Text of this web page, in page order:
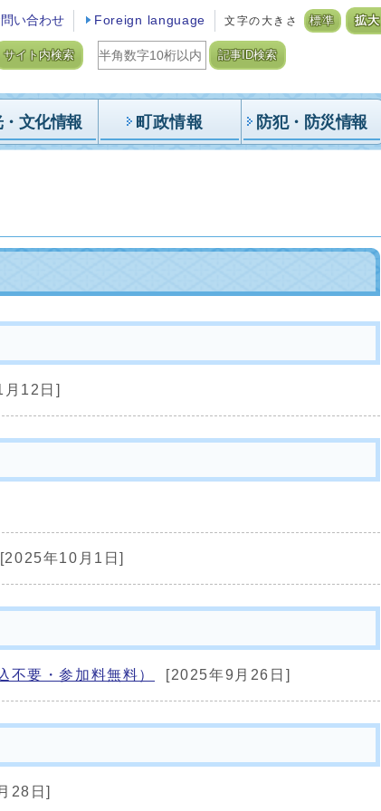
い合わせ Foreign language 文字の大きさ 標準 拡大
サイト内検索 記事ID検索
文化情報 町政情報 防犯・防災情報
12日]
[2025年10月1日]
要・参加料無料） [2025年9月26日]
28日]